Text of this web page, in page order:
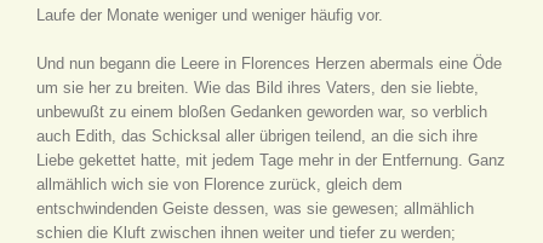
Laufe der Monate weniger und weniger häufig vor.
Und nun begann die Leere in Florences Herzen abermals eine Öde
um sie her zu breiten. Wie das Bild ihres Vaters, den sie liebte,
unbewußt zu einem bloßen Gedanken geworden war, so verblich
auch Edith, das Schicksal aller übrigen teilend, an die sich ihre
Liebe gekettet hatte, mit jedem Tage mehr in der Entfernung. Ganz
allmählich wich sie von Florence zurück, gleich dem
entschwindenden Geiste dessen, was sie gewesen; allmählich
schien die Kluft zwischen ihnen weiter und tiefer zu werden;